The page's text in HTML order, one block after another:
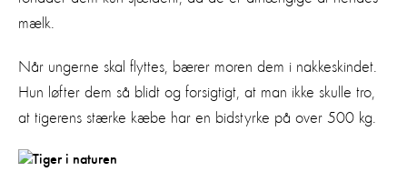
mælk.
Når ungerne skal flyttes, bærer moren dem i nakkeskindet.
Hun løfter dem så blidt og forsigtigt, at man ikke skulle tro,
at tigerens stærke kæbe har en bidstyrke på over 500 kg.